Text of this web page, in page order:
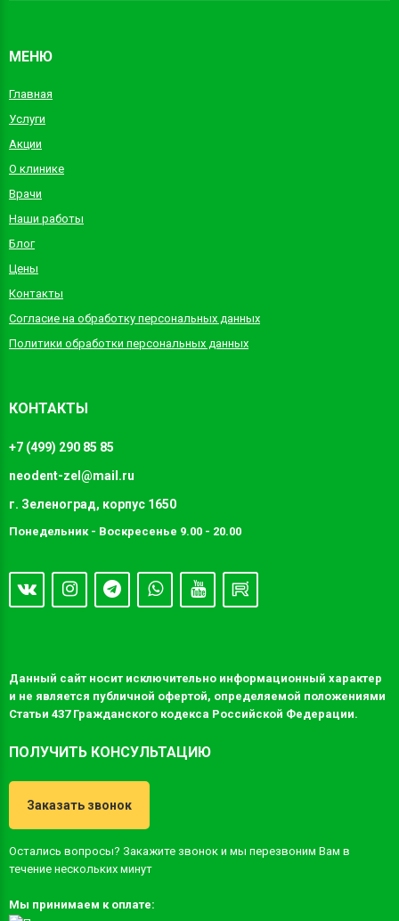
МЕНЮ
Главная
Услуги
Акции
О клинике
Врачи
Наши работы
Блог
Цены
Контакты
Согласие на обработку персональных данных
Политики обработки персональных данных
КОНТАКТЫ
+7 (499) 290 85 85
neodent-zel@mail.ru
г. Зеленоград, корпус 1650
Понедельник - Воскресенье 9.00 - 20.00
Данный сайт носит исключительно информационный характер
и не является публичной офертой, определяемой положениями
Статьи 437 Гражданского кодекса Российской Федерации.
ПОЛУЧИТЬ КОНСУЛЬТАЦИЮ
Заказать звонок
Остались вопросы? Закажите звонок и мы перезвоним Вам в
течение нескольких минут
Мы принимаем к оплате: